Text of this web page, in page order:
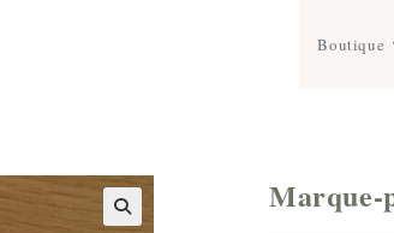
Boutique
Marque-